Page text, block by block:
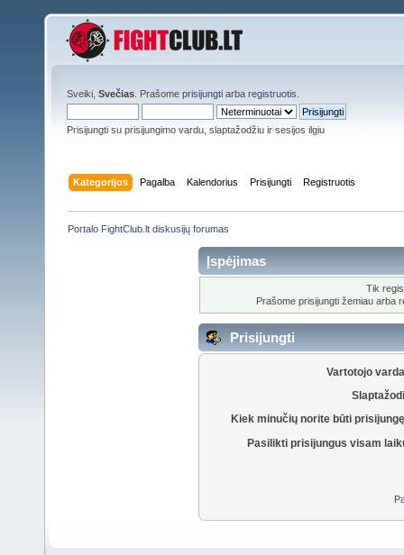
Sveiki, Svečias . Prašome prisijungti arba registruotis
Prisijungti su prisijungimo vardu, slaptažodžiu ir sesijos ilgiu
Kategorijos Pagalba Kalendorius Prisijungti Registruotis
Portalo FightClub.lt diskusijų forumas
Įspėjimas
Tik
Prašome prisijungti žemiau arba
Prisijungti
Vartotojo
Kiek minučių norite būti
Pasilikti prisijungus visam